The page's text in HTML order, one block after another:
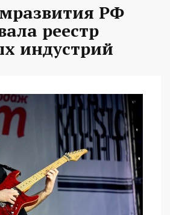
РФ
реестр
индустрий